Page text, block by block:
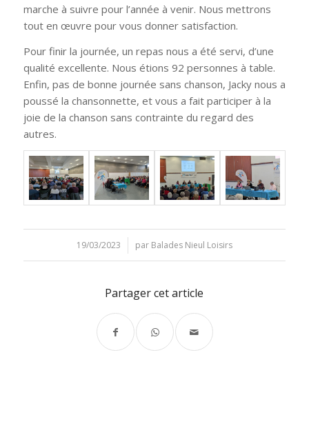
marche à suivre pour l’année à venir. Nous mettrons
tout en œuvre pour vous donner satisfaction.
Pour finir la journée, un repas nous a été servi, d’une
qualité excellente. Nous étions 92 personnes à table.
Enfin, pas de bonne journée sans chanson, Jacky nous a
poussé la chansonnette, et vous a fait participer à la
joie de la chanson sans contrainte du regard des
autres.
19/03/2023
/ par Balades Nieul Loisirs
Partager cet article